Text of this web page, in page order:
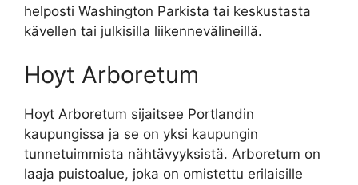
helposti Washington Parkista tai keskustasta
kävellen tai julkisilla liikennevälineillä.
Hoyt Arboretum
Hoyt Arboretum sijaitsee Portlandin
kaupungissa ja se on yksi kaupungin
tunnetuimmista nähtävyyksistä. Arboretum on
laaja puistoalue, joka on omistettu erilaisille